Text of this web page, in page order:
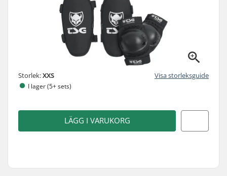
Storlek:XXS Visa storleksguide
I lager (5+ sets)
LÄGG I VARUKORG